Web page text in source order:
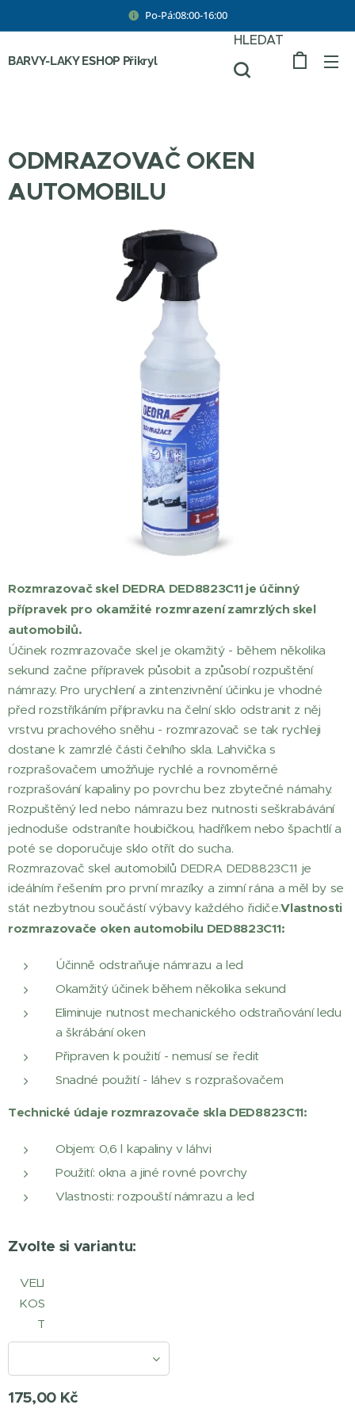
Po-Pá:08:00-16:00
BARVY-LAKY ESHOP Přikryl
HLEDAT
ODMRAZOVAČ OKEN
AUTOMOBILU
Rozmrazovač skel DEDRA DED8823C11 je účinný
přípravek pro okamžité rozmrazení zamrzlých skel
automobilů.
Účinek rozmrazovače skel je okamžitý - během několika
sekund začne přípravek působit a způsobí rozpuštění
námrazy. Pro urychlení a zintenzivnění účinku je vhodné
před rozstříkáním přípravku na čelní sklo odstranit z něj
vrstvu prachového sněhu - rozmrazovač se tak rychleji
dostane k zamrzlé části čelního skla. Lahvička s
rozprašovačem umožňuje rychlé a rovnoměrné
rozprašování kapaliny po povrchu bez zbytečné námahy.
Rozpuštěný led nebo námrazu bez nutnosti seškrabávání
jednoduše odstraníte houbičkou, hadříkem nebo špachtlí a
poté se doporučuje sklo otřít do sucha.
Rozmrazovač skel automobilů DEDRA DED8823C11 je
ideálním řešením pro první mrazíky a zimní rána a měl by se
stát nezbytnou součástí výbavy každého řidiče.Vlastnosti
rozmrazovače oken automobilu DED8823C11:
Účinně odstraňuje námrazu a led
Okamžitý účinek během několika sekund
Eliminuje nutnost mechanického odstraňování ledu
a škrábání oken
Připraven k použití - nemusí se ředit
Snadné použití - láhev s rozprašovačem
Technické údaje rozmrazovače skla DED8823C11:
Objem: 0,6 l kapaliny v láhvi
Použití: okna a jiné rovné povrchy
Vlastnosti: rozpouští námrazu a led
Zvolte si variantu:
VELI
KOS
T
175,00 Kč